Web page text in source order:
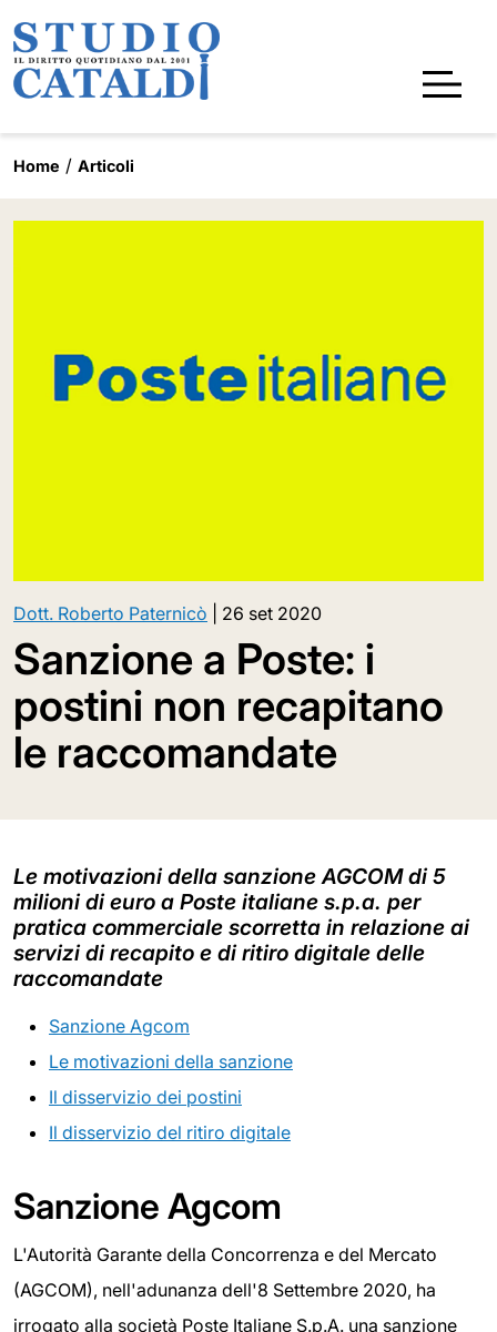
Home Articoli
Dott. Roberto Paternicò 26 set 2020
Sanzione a Poste: i
postini non recapitano
le raccomandate
Le motivazioni della sanzione AGCOM di 5
milioni di euro a Poste italiane s.p.a. per
pratica commerciale scorretta in relazione ai
servizi di recapito e di ritiro digitale delle
raccomandate
Sanzione Agcom
Le motivazioni della sanzione
Il disservizio dei postini
Il disservizio del ritiro digitale
Sanzione Agcom
L'Autorità Garante della Concorrenza e del Mercato
(AGCOM), nell'adunanza dell'8 Settembre 2020, ha
irrogato alla società Poste Italiane S.p.A. una sanzione